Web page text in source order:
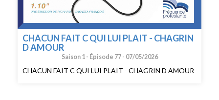
CHACUN FAIT C QUI LUI PLAIT - CHAGRIN
D AMOUR
Saison 1 - Épisode 77 - 07/05/2026
CHACUN FAIT C QUI LUI PLAIT - CHAGRIN D AMOUR